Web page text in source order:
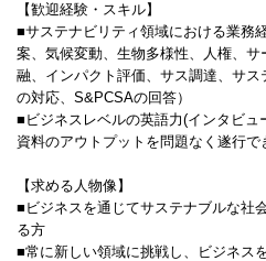
【歓迎経験・スキル】
■サステナビリティ領域における業務
案、気候変動、生物多様性、人権、
融、インパクト評価、サス調達、サ
の対応、S&PCSAの回答）
■ビジネスレベルの英語力(インタビュ
資料のアウトプットを問題なく遂行で
【求める人物像】
■ビジネスを通じてサステナブルな社
る方
■常に新しい領域に挑戦し、ビジネス